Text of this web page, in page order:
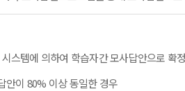
스템에 의하여 학습자간 모사답안으로 확
이 80% 이상 동일한 경우